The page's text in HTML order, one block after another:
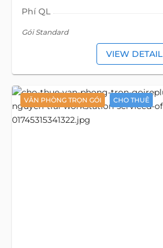
Phí QL
Gói Standard
VIEW DETAIL
VĂN PHÒNG TRỌN GÓI CHO THUÊ